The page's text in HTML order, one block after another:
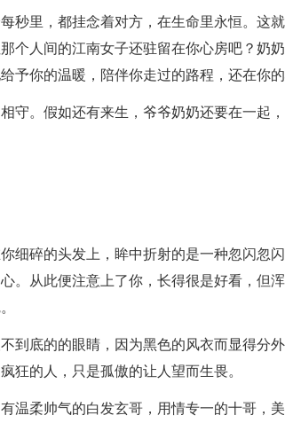
秒里，都挂念着对方，在生命里永恒。这
个人间的江南女子还驻留在你心房吧？奶
予你的温暖，陪伴你走过的路程，还在你
守。假如还有来生，爷爷奶奶还要在一起
细碎的头发上，眸中折射的是一种忽闪忽
。从此便注意上了你，长得很是好看，但
到底的的眼睛，因为黑色的风衣而显得分
狂的人，只是孤傲的让人望而生畏。
温柔帅气的白发玄哥，用情专一的十哥，